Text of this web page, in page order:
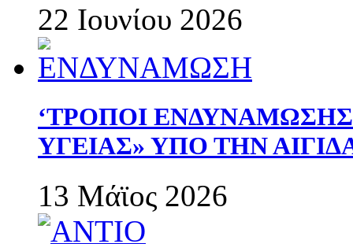
22 Ιουνίου 2026
‘ΤΡΟΠΟΙ
ΥΓΕΙΑΣ» ΥΠΟ ΤΗΝ
13 Μάϊος 2026